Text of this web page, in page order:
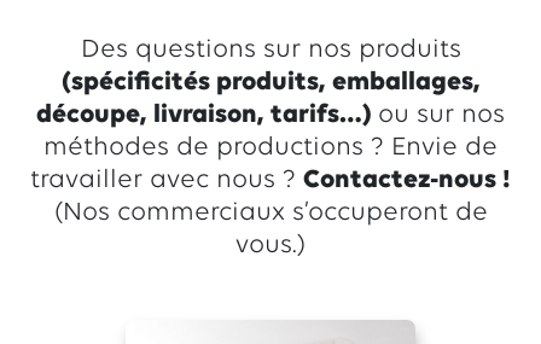
Des questions sur nos produits
(spécificités produits, emballages,
découpe, livraison, tarifs…) ou sur nos
méthodes de productions ? Envie de
travailler avec nous ? Contactez-nous !
(Nos commerciaux s’occuperont de
vous.)